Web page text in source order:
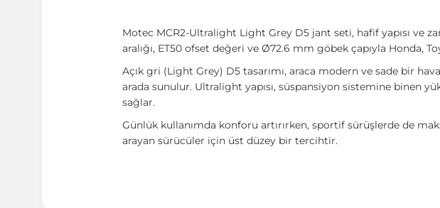
Motec MCR2-Ultralight Light Grey D5 jant seti, hafif yapısı ve
aralığı, ET50 ofset değeri ve Ø72.6 mm göbek çapıyla Honda,
Açık gri (Light Grey) D5 tasarımı, araca modern ve sade bir
arada sunulur. Ultralight yapısı, süspansiyon sistemine binen
sağlar.
Günlük kullanımda konforu artırırken, sportif sürüşlerde de
arayan sürücüler için üst düzey bir tercihtir.